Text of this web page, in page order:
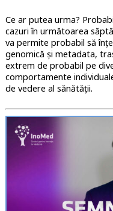
Ce ar putea urma?
cazuri în următoarea
va permite probabil să
genomică și metadata,
extrem de probabil pe
comportamente
de vedere al sănătății.